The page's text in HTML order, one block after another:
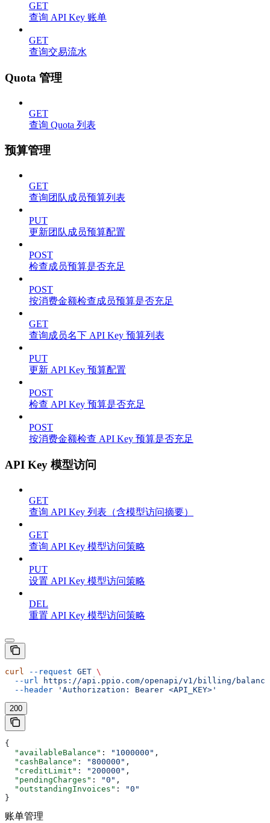
GET
查询 API Key 账单
GET
查询交易流水
Quota 管理
GET
查询 Quota 列表
预算管理
GET
查询团队成员预算列表
PUT
更新团队成员预算配置
POST
检查成员预算是否充足
POST
按消费金额检查成员预算是否充足
GET
查询成员名下 API Key 预算列表
PUT
更新 API Key 预算配置
POST
检查 API Key 预算是否充足
POST
按消费金额检查 API Key 预算是否充足
API Key 模型访问
GET
查询 API Key 列表（含模型访问摘要）
GET
查询 API Key 模型访问策略
PUT
设置 API Key 模型访问策略
DEL
重置 API Key 模型访问策略
curl --request GET \
  --url
https://api.ppio.com/openapi/v1/billing/
  --header
'Authorization: Bearer <API_KEY>'
200
{
  "availableBalance"
: "1000000" ,
  "cashBalance"
: "800000" ,
  "creditLimit"
: "200000" ,
  "pendingCharges"
: "0" ,
  "outstandingInvoices"
:
"0"
}
账单管理